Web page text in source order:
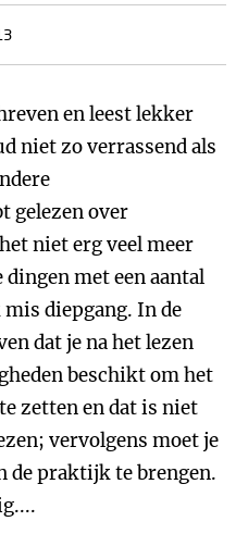
en leest lekker
niet zo verrassend als
gelezen over
niet erg veel meer
met een aantal
diepgang. In de
dat je na het lezen
beschikt om het
zetten en dat is niet
vervolgens moet je
de praktijk te brengen.